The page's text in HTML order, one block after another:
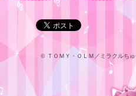
©ＴＯＭＹ・ＯＬＭ／ミラクルち